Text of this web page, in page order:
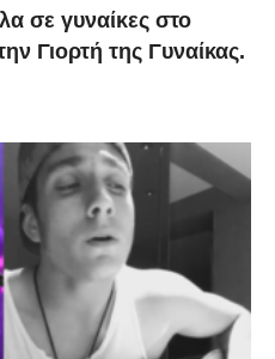
σε γυναίκες στο
Γιορτή της Γυναίκας.